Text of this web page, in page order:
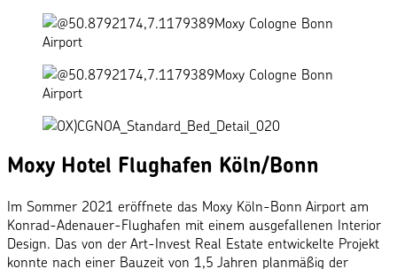
Moxy Hotel Flughafen Köln/Bonn
Im Sommer 2021 eröffnete das Moxy Köln-Bonn Airport am
Konrad-Adenauer-Flughafen mit einem ausgefallenen Interior
Design. Das von der Art-Invest Real Estate entwickelte Projekt
konnte nach einer Bauzeit von 1,5 Jahren planmäßig der